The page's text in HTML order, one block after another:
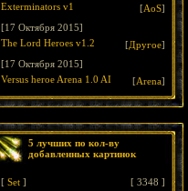
Exterminators v1
[AoS]
[17 Октября 2015]
The Lord Heroes v1.2
[Другое]
[17 Октября 2015]
Versus heroe Arena 1.0 AI
[Arena]
5 лучших по кол-ву
добавленных картинок
[ Set ] [ 3348 ]